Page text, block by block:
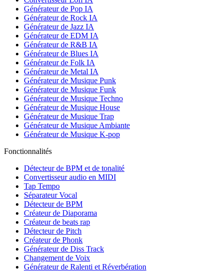
Générateur de Pop IA
Générateur de Rock IA
Générateur de Jazz IA
Générateur de EDM IA
Générateur de R&B IA
Générateur de Blues IA
Générateur de Folk IA
Générateur de Metal IA
Générateur de Musique Punk
Générateur de Musique Funk
Générateur de Musique Techno
Générateur de Musique House
Générateur de Musique Trap
Générateur de Musique Ambiante
Générateur de Musique K-pop
Fonctionnalités
Détecteur de BPM et de tonalité
Convertisseur audio en MIDI
Tap Tempo
Séparateur Vocal
Détecteur de BPM
Créateur de Diaporama
Créateur de beats rap
Détecteur de Pitch
Créateur de Phonk
Générateur de Diss Track
Changement de Voix
Générateur de Ralenti et Réverbération